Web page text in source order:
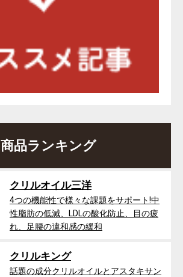
商品ランキング
クリルオイル三洋
4つの機能性で様々な課題をサポート!中
性脂肪の低減、LDLの酸化防止、目の疲
れ、足腰の違和感の緩和
クリルキング
話題の成分クリルオイルとアスタキサン